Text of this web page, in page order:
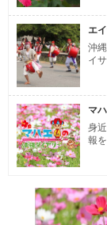
エ
沖
イ
マ
身
報